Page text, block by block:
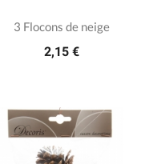
3 Flocons de neige
2,15 €